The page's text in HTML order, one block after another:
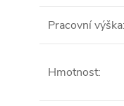
Pracovní výška:
Hmotnost: